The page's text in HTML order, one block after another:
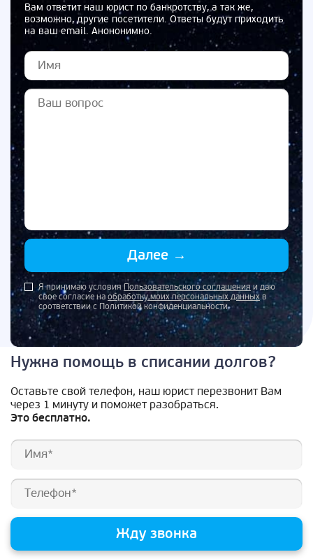
Вам ответит наш юрист по банкротству, а так же,
возможно, другие посетители. Ответы будут приходить
на ваш email. Анононимно.
Далее →
Я принимаю условия Пользовательского соглашенияи даю
свое согласие на обработку моих персональных данныхв
соответствии с Политикой конфиденциальности
Нужна помощь в списании долгов?
Оставьте свой телефон, наш юрист перезвонит Вам
через 1 минуту и поможет разобраться.
Это бесплатно.
Жду звонка